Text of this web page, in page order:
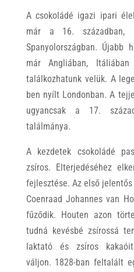
A csokoládé igazi ipari
már a 16. században,
Spanyolországban. Újabb
már Angliában,
találkozhatunk velük. A
ben nyílt Londonban. A
ugyancsak a 17.
találmánya.
A kezdetek csokoládé
zsíros. Elterjedéséhez
fejlesztése. Az első
Coenraad Johannes van
fűződik. Houten azon
tudná kevésbé zsírossá
laktató és zsíros
váljon. 1828-ban feltalált